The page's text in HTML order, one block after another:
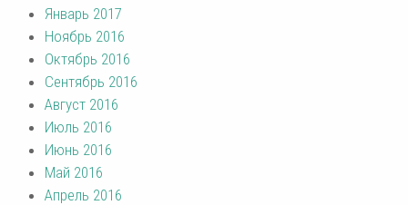
Январь 2017
Ноябрь 2016
Октябрь 2016
Сентябрь 2016
Август 2016
Июль 2016
Июнь 2016
Май 2016
Апрель 2016